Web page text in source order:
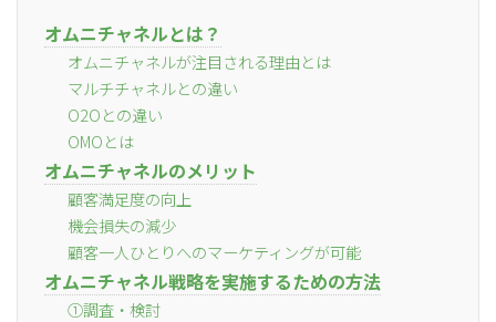
オムニチャネルとは？
オムニチャネルが注目される理由とは
マルチチャネルとの違い
O2Oとの違い
OMOとは
オムニチャネルのメリット
顧客満足度の向上
機会損失の減少
顧客一人ひとりへのマーケティングが可能
オムニチャネル戦略を実施するための方法
①調査・検討